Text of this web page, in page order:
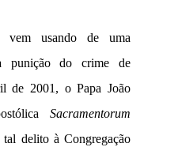
vem usando de uma
punição do crime de
de 2001, o Papa João
Sacramentorum
tal delito à Congregação